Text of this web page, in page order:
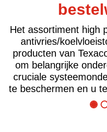
De
van motor en
brandstofverbruik.
producten die de
stilstandtijd